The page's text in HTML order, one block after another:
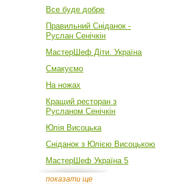
Все буде добре
Правильний Сніданок -
Руслан Сенічкін
МастерШеф Діти. Україна
Смакуємо
На ножах
Кращий ресторан з
Русланом Сенічкін
Юлія Висоцька
Сніданок з Юлією Висоцькою
МастерШеф Україна 5
показати ще